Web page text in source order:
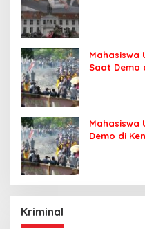
Mahasiswa
Saat Demo
Mahasiswa
Demo di
Kriminal